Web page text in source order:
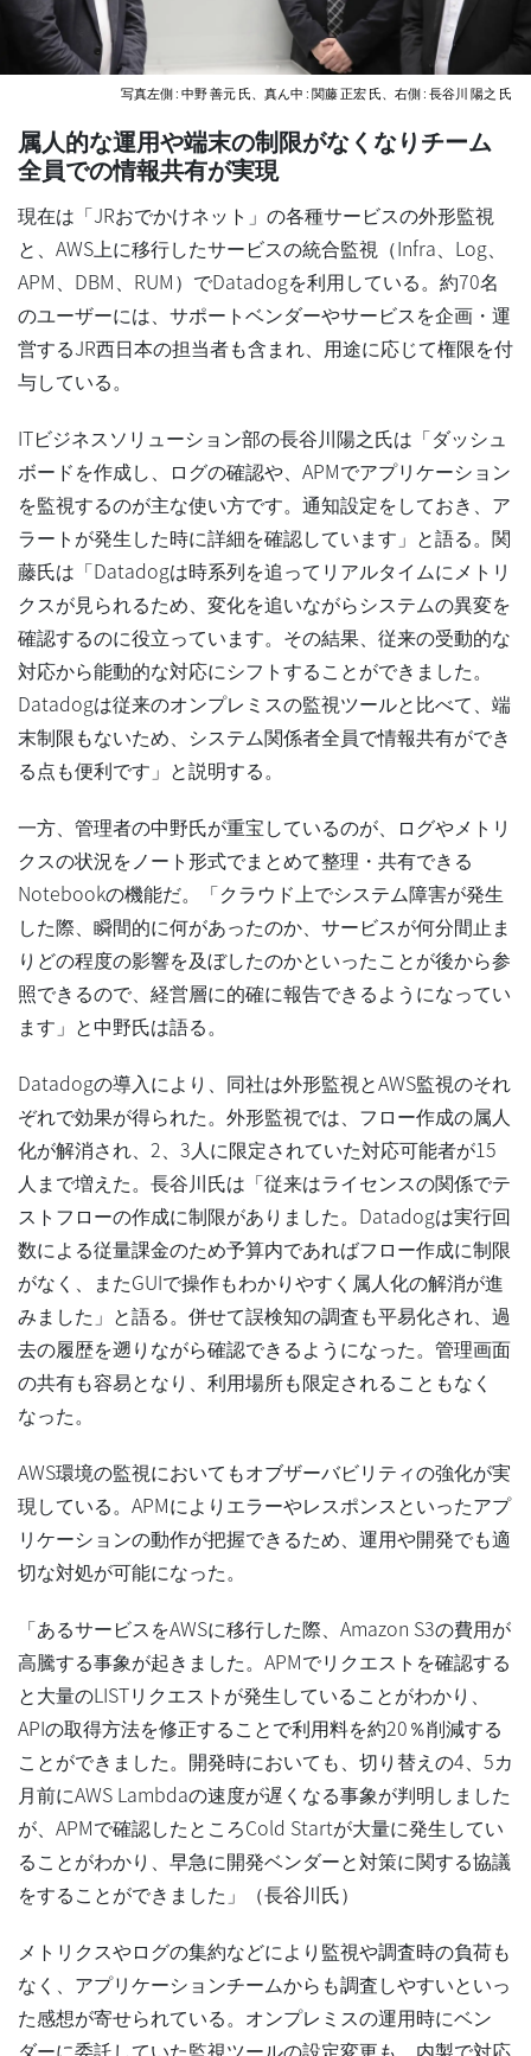
写真左側 : 中野 善元 氏、真ん中 : 関藤 正宏 氏、右側 : 長谷川 陽之 氏
属人的な運用や端末の制限がなくなりチーム
全員での情報共有が実現
現在は「JRおでかけネット」の各種サービスの外形監視
と、AWS上に移行したサービスの統合監視（Infra、Log、
APM、DBM、RUM）でDatadogを利用している。約70名
のユーザーには、サポートベンダーやサービスを企画・運
営するJR西日本の担当者も含まれ、用途に応じて権限を付
与している。
ITビジネスソリューション部の長谷川陽之氏は「ダッシュ
ボードを作成し、ログの確認や、APMでアプリケーション
を監視するのが主な使い方です。通知設定をしておき、ア
ラートが発生した時に詳細を確認しています」と語る。関
藤氏は「Datadogは時系列を追ってリアルタイムにメトリ
クスが見られるため、変化を追いながらシステムの異変を
確認するのに役立っています。その結果、従来の受動的な
対応から能動的な対応にシフトすることができました。
Datadogは従来のオンプレミスの監視ツールと比べて、端
末制限もないため、システム関係者全員で情報共有ができ
る点も便利です」と説明する。
一方、管理者の中野氏が重宝しているのが、ログやメトリ
クスの状況をノート形式でまとめて整理・共有できる
Notebookの機能だ。「クラウド上でシステム障害が発生
した際、瞬間的に何があったのか、サービスが何分間止ま
りどの程度の影響を及ぼしたのかといったことが後から参
照できるので、経営層に的確に報告できるようになってい
ます」と中野氏は語る。
Datadogの導入により、同社は外形監視とAWS監視のそれ
ぞれで効果が得られた。外形監視では、フロー作成の属人
化が解消され、2、3人に限定されていた対応可能者が15
人まで増えた。長谷川氏は「従来はライセンスの関係でテ
ストフローの作成に制限がありました。Datadogは実行回
数による従量課金のため予算内であればフロー作成に制限
がなく、またGUIで操作もわかりやすく属人化の解消が進
みました」と語る。併せて誤検知の調査も平易化され、過
去の履歴を遡りながら確認できるようになった。管理画面
の共有も容易となり、利用場所も限定されることもなく
なった。
AWS環境の監視においてもオブザーバビリティの強化が実
現している。APMによりエラーやレスポンスといったアプ
リケーションの動作が把握できるため、運用や開発でも適
切な対処が可能になった。
「あるサービスをAWSに移行した際、Amazon S3の費用が
高騰する事象が起きました。APMでリクエストを確認する
と大量のLISTリクエストが発生していることがわかり、
APIの取得方法を修正することで利用料を約20％削減する
ことができました。開発時においても、切り替えの4、5カ
月前にAWS Lambdaの速度が遅くなる事象が判明しました
が、APMで確認したところCold Startが大量に発生してい
ることがわかり、早急に開発ベンダーと対策に関する協議
をすることができました」（長谷川氏）
メトリクスやログの集約などにより監視や調査時の負荷も
なく、アプリケーションチームからも調査しやすいといっ
た感想が寄せられている。オンプレミスの運用時にベン
ダーに委託していた監視ツールの設定変更も、内製で対応